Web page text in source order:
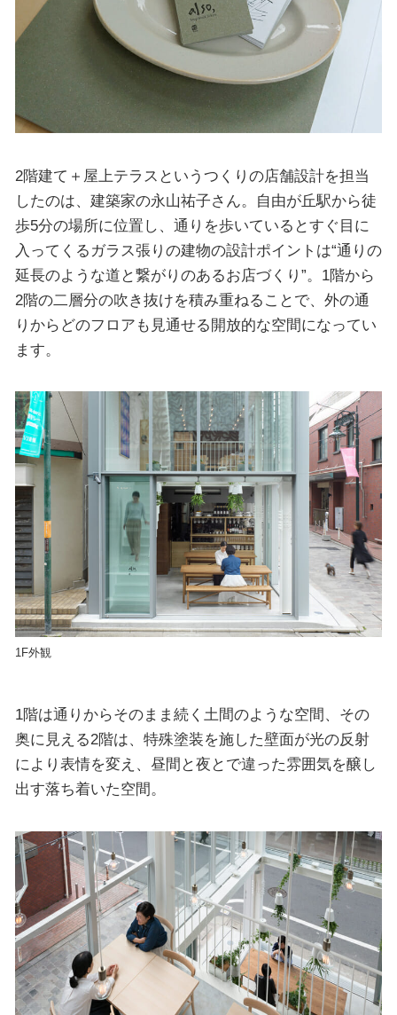
2階建て＋屋上テラスというつくりの店舗設計を担当
したのは、建築家の永山祐子さん。自由が丘駅から徒
歩5分の場所に位置し、通りを歩いているとすぐ目に
入ってくるガラス張りの建物の設計ポイントは“通りの
延長のような道と繋がりのあるお店づくり”。1階から
2階の二層分の吹き抜けを積み重ねることで、外の通
りからどのフロアも見通せる開放的な空間になってい
ます。
1F外観
1階は通りからそのまま続く土間のような空間、その
奥に見える2階は、特殊塗装を施した壁面が光の反射
により表情を変え、昼間と夜とで違った雰囲気を醸し
出す落ち着いた空間。